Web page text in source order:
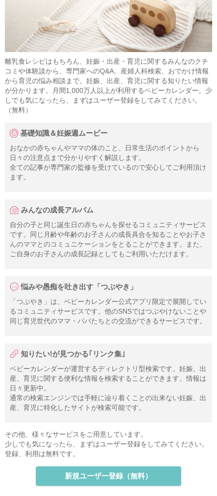
離乳食レシピはもちろん、妊娠・出産・育児に関するみんなのクチ
コミや体験談から、専門家へのQ&A。産婦人科検索、おでかけ情報
から育児の悩み相談まで。妊娠、出産、育児に関する知りたい情報
が分かります。月間1,000万人以上が利用するベビーカレンダー。少
しでも気になったら、まずはユーザー登録をしてみてください。
（無料）
基礎知識＆妊娠週ムービー
おなかの赤ちゃんやママの体のこと、日常生活のポイントから
日々の注意点まで分かりやすく解説します。
全ての記事が専門家の監修を受けているので安心してご利用頂け
ます。
みんなの成長アルバム
自分の子と同じ誕生日の赤ちゃんを探せるコミュニティサービス
です。同じ月齢や年齢のお子さんの成長具合を知ることやお子さ
んのママとのコミュニケーションをとることができます。また、
ご自身のお子さんの成長記録としてもご利用いただけます。
悩みや愚痴を吐き出す「つぶやき」
「つぶやき」は、ベビーカレンダー公式アプリ限定で展開してい
るコミュニティサービスです。他のSNSではつぶやけないことや
同じ育児世代のママ・パパたちとの交流ができるサービスです。
知りたい!が見つかる｢リンク集｣
ベビーカレンダーが運営するディレクトリ型検索です。妊娠、出
産、育児に関する便利な情報を検索することができます。情報は
日々更新中。
通常の検索エンジンでは手軽に辿り着くことの出来ない妊娠、出
産、育児に特化したサイトが検索可能です。
その他、様々なサービスをご用意しています。
少しでも気になったら、まずはユーザー登録をしてみてください。
登録、利用は無料です。
新規ユーザー登録（無料）